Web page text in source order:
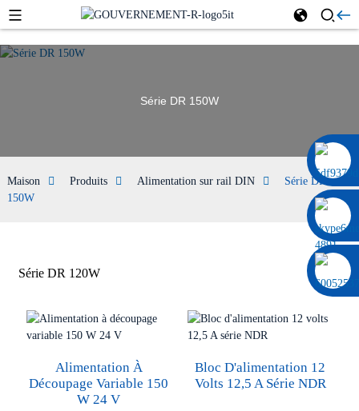
0086 13322920697
Série DR 150W
Maison Produits Alimentation sur rail DIN
Série DR
150W
Série DR 120W
Alimentation À
Découpage Variable 150
W 24 V
Bloc D'alimentation 12
Volts 12,5 A Série NDR